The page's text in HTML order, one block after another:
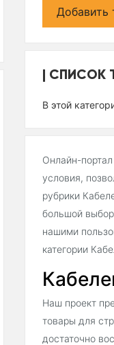
Добавить
СПИСОК
В этой
Онлайн-
условия,
рубрики
большой
нашими
категории
Наш проект
товары для
достаточно